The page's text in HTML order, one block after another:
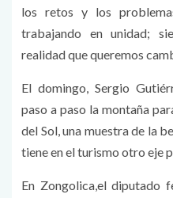
los retos y los
trabajando en unidad;
realidad que queremos
El domingo, Sergio
paso a paso la montaña
del Sol, una muestra de la
tiene en el turismo otro eje
En Zongolica,el diputado